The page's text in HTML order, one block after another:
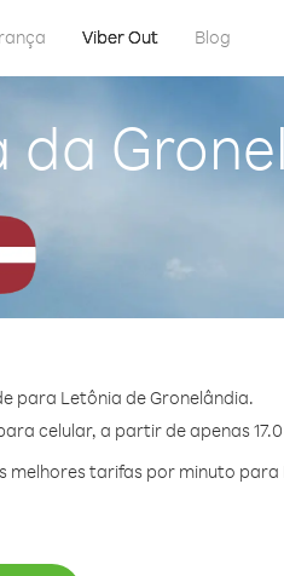
Viber Out Blog
para Letônia de Gronelândia.
celular, a partir de apenas
melhores tarifas por minuto para